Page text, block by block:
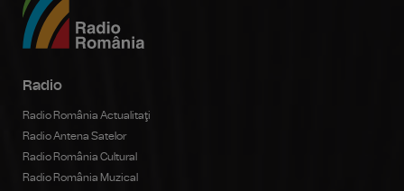
Radio
Radio România Actualitaţi
Radio Antena Satelor
Radio România Cultural
Radio România Muzical